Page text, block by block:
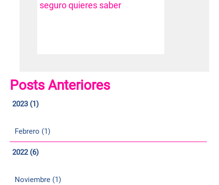
seguro quieres saber
Posts Anteriores
2023 (1)
Febrero (1)
2022 (6)
Noviembre (1)